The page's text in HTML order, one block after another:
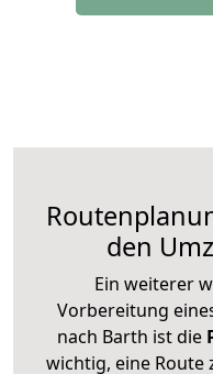
den
Ein weiterer
Vorbereitung
nach Barth ist die
wichtig, eine Route